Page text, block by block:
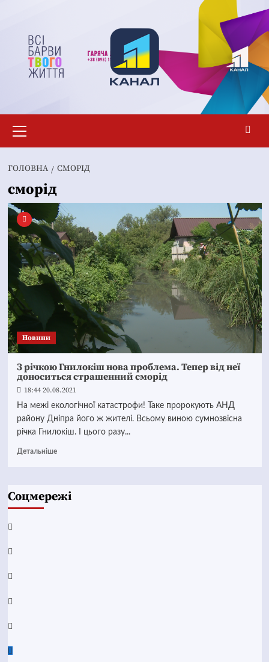
вмісту
меню
ГОЛОВНА СМОРІД
сморід
Новини
З річкою Гнилокіш нова проблема. Тепер від неї
доноситься страшенний сморід
18:44 20.08.2021
На межі екологічної катастрофи! Таке пророкують АНД
району Дніпра його ж жителі. Всьому виною сумнозвісна
річка Гнилокіш. І цього разу...
Детальніше
Соцмережі
Facebook
YouTube
Telegram
Instagram
Twitter
Google